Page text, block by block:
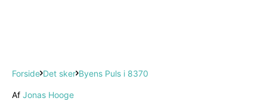
Forside Det sker Byens Puls i 8370
Af Jonas Hooge